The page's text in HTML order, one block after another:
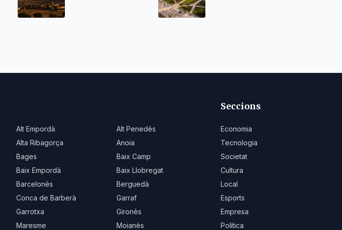
Alt Empordà
Alt Penedès
Alta Ribagorça
Anoia
Bages
Baix Camp
Baix Empordà
Baix Llobregat
Barcelonès
Berguedà
Conca de Barberà
Garraf
Garrotxa
Gironès
Maresme
Moianès
Seccions
Economia
Tecnologia
Societat
Cultura
Local
Esports
Empresa
Política